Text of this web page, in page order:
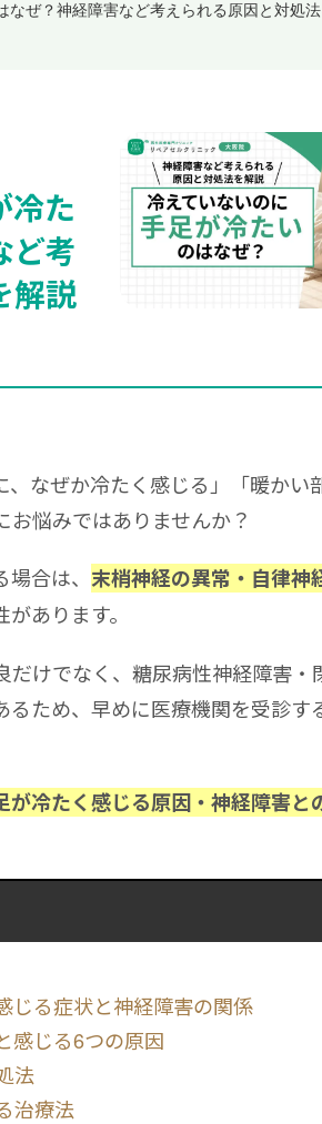
なぜ？神経障害など考えられる原因と対処
冷た
ど考
解説
、なぜか冷たく感じる」「暖かい
悩みではありませんか？
合は、 末梢神経の異常・自律神
あります。
だけでなく、糖尿病性神経障害・
ため、早めに医療機関を受診す
が冷たく感じる原因・神経障害と
じる症状と神経障害の関係
感じる6つの原因
法
治療法